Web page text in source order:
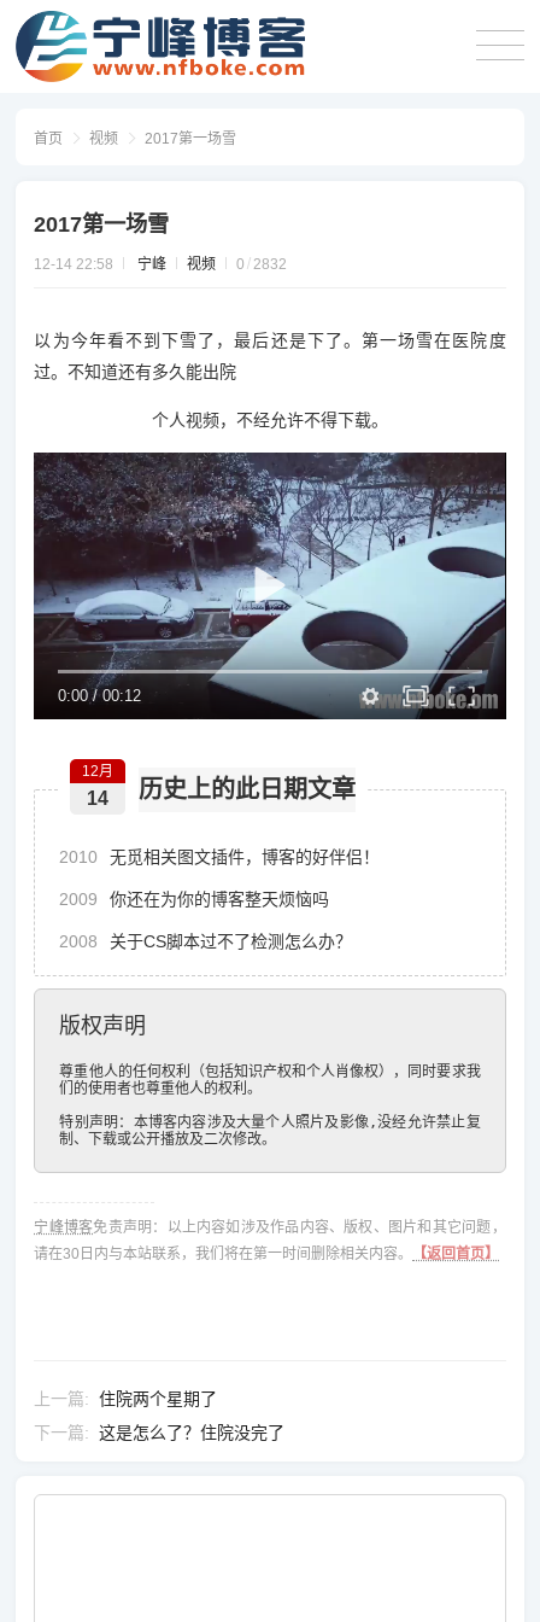
首页 视频 2017第一场雪
2017第一场雪
12-14 22:58 宁峰 视频 0 2832
以为今年看不到下雪了，最后还是下了。第一场雪在医院度
过。不知道还有多久能出院
个人视频，不经允许不得下载。
0:00/00:12
历史上的此日期文章
12月
14
2010 无觅相关图文插件，博客的好伴侣！
2009 你还在为你的博客整天烦恼吗
2008 关于CS脚本过不了检测怎么办？
版权声明
尊重他人的任何权利（包括知识产权和个人肖像权），同时要求我
们的使用者也尊重他人的权利。
特别声明：本博客内容涉及大量个人照片及影像,没经允许禁止复
制、下载或公开播放及二次修改。
宁峰博客免责声明：以上内容如涉及作品内容、版权、图片和其它问题，
请在30日内与本站联系，我们将在第一时间删除相关内容。
【返回首页】
上一篇
住院两个星期了
下一篇
这是怎么了？住院没完了